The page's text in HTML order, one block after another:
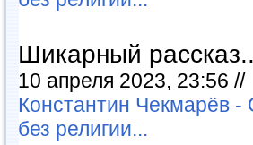
Шикарный
10 апреля 2023, 23:56 //
Константин Чекмарёв
без религии...